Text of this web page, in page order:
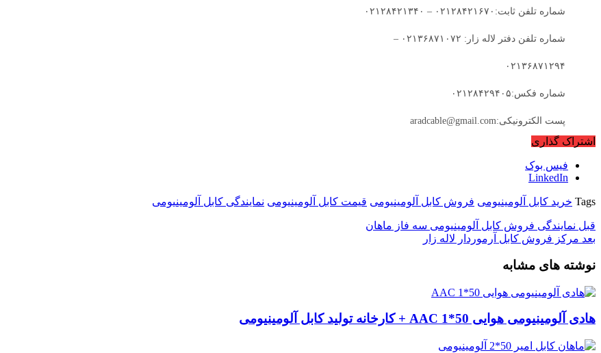
شماره تلفن ثابت:۰۲۱۲۸۴۲۱۶۷۰ – ۰۲۱۲۸۴۲۱۳۴۰
شماره تلفن دفتر لاله زار: ۰۲۱۳۶۸۷۱۰۷۲ –
۰۲۱۳۶۸۷۱۲۹۴
شماره فکس:۰۲۱۲۸۴۲۹۴۰۵
پست الکترونیکی:aradcable@gmail.com
اشتراک گذاری
فیس بوک
LinkedIn
Tags خرید کابل آلومینیومی فروش کابل آلومینیومی قیمت کابل آلومینیومی نمایندگی کابل آلومینیومی
قبل نمایندگی فروش کابل آلومینیومی سه فاز ماهان
بعد مرکز فروش کابل آرموردار لاله زار
نوشته های مشابه
هادی آلومینیومی هوایی 50*1 AAC + کارخانه تولید کابل آلومینیومی